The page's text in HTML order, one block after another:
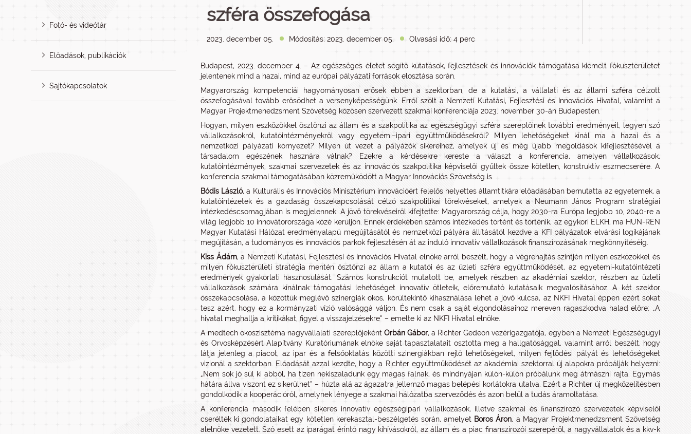
Fotó- és videótár
Előadások, publikációk
Sajtókapcsolatok
szféra összefogása
2023. december 05. Módosítás: 2023. december 05. Olvasási idő: 4 perc
Budapest, 2023. december 4. – Az egészséges életet segítő kutatások, fejlesztések és innovációk támogatása kiemelt fókuszterületet
jelentenek mind a hazai, mind az európai pályázati források elosztása során.
Magyarország kompetenciái hagyományosan erősek ebben a szektorban, de a kutatási, a vállalati és az állami szféra célzott
összefogásával tovább erősödhet a versenyképességünk. Erről szólt a Nemzeti Kutatási, Fejlesztési és Innovációs Hivatal, valamint a
Magyar Projektmenedzsment Szövetség közösen szervezett szakmai konferenciája 2023. november 30-án Budapesten.
Hogyan, milyen eszközökkel ösztönzi az állam és a szakpolitika az egészségügyi szféra szereplőinek további eredményeit, legyen szó
vállalkozásokról, kutatóintézményekről vagy egyetemi–ipari együttműködésekről? Milyen lehetőségeket kínál ma a hazai és a
nemzetközi pályázati környezet? Milyen út vezet a pályázók sikereihez, amelyek új és még újabb megoldások kifejlesztésével a
társadalom egészének hasznára válnak? Ezekre a kérdésekre kereste a választ a konferencia, amelyen vállalkozások,
kutatóintézmények, szakmai szervezetek és az innovációs szakpolitika képviselői gyűltek össze kötetlen, konstruktív eszmecserére. A
konferencia szakmai támogatásában közreműködött a Magyar Innovációs Szövetség is.
Bódis László, a Kulturális és Innovációs Minisztérium innovációért felelős helyettes államtitkára előadásában bemutatta az egyetemek, a
kutatóintézetek és a gazdaság összekapcsolását célzó szakpolitikai törekvéseket, amelyek a Neumann János Program stratégiai
intézkedéscsomagjában is megjelennek. A jövő törekvéseiről kifejtette: Magyarország célja, hogy 2030-ra Európa legjobb 10, 2040-re a
világ legjobb 10 innovátorországa közé kerüljön. Ennek érdekében számos intézkedés történt és történik, az egykori ELKH, ma HUN-REN
Magyar Kutatási Hálózat eredményalapú megújításától és nemzetközi pályára állításától kezdve a KFI pályázatok elvárási logikájának
megújításán, a tudományos és innovációs parkok fejlesztésén át az induló innovatív vállalkozások finanszírozásának megkönnyítéséig.
Kiss Ádám, a Nemzeti Kutatási, Fejlesztési és Innovációs Hivatal elnöke arról beszélt, hogy a végrehajtás szintjén milyen eszközökkel és
milyen fókuszterületi stratégia mentén ösztönzi az állam a kutatói és az üzleti szféra együttműködését, az egyetemi-kutatóintézeti
eredmények gyakorlati hasznosulását. Számos konstrukciót mutatott be, amelyek részben az akadémiai szektor, részben az üzleti
vállalkozások számára kínálnak támogatási lehetőséget innovatív ötleteik, előremutató kutatásaik megvalósításához. A két szektor
összekapcsolása, a közöttük meglévő szinergiák okos, körültekintő kihasználása lehet a jövő kulcsa, az NKFI Hivatal éppen ezért sokat
tesz azért, hogy ez a kormányzati vízió valósággá váljon. És nem csak a saját elgondolásaihoz mereven ragaszkodva halad előre: „A
hivatal meghallja a kritikákat, figyel a visszajelzésekre” – emelte ki az NKFI Hivatal elnöke.
A medtech ökoszisztéma nagyvállalati szereplőjeként Orbán Gábor, a Richter Gedeon vezérigazgatója, egyben a Nemzeti Egészségügyi
és Orvosképzésért Alapítvány Kuratóriumának elnöke saját tapasztalatait osztotta meg a hallgatósággal, valamint arról beszélt, hogy
látja jelenleg a piacot, az ipar és a felsőoktatás közötti szinergiákban rejlő lehetőségeket, milyen fejlődési pályát és lehetőségeket
vizionál a szektorban. Előadását azzal kezdte, hogy a Richter együttműködését az akadémiai szektorral új alapokra próbálják helyezni:
„Nem sok jó sül ki abból, ha tízen nekiszaladunk egy magas falnak, és mindnyájan külön-külön próbálunk meg átmászni rajta. Egymás
hátára állva viszont ez sikerülhet” – húzta alá az ágazatra jellemző magas belépési korlátokra utalva. Ezért a Richter új megközelítésben
gondolkodik a kooperációról, amelynek lényege a szakmai hálózatba szerveződés és azon belül a tudás áramoltatása.
A konferencia második felében sikeres innovatív egészségipari vállalkozások, illetve szakmai és finanszírozó szervezetek képviselői
cserélték ki gondolataikat egy kötetlen kerekasztal-beszélgetés során, amelyet Boros Áron, a Magyar Projektmenedzsment Szövetség
alelnöke vezetett. Szó esett az iparágat érintő nagy kihívásokról, az állam és a piac finanszírozói szerepéről, a nagyvállalatok és a kkv-k